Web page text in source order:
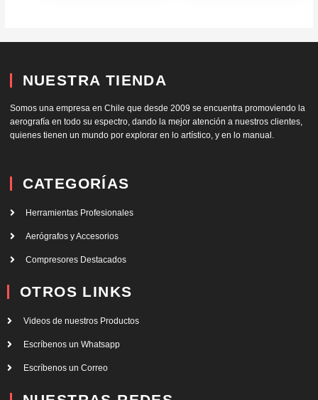
NUESTRA TIENDA
Somos una empresa en Chile que desde 2009 se encuentra promoviendo la
aerografía en todo su espectro, dando la mejor atención a nuestros clientes,
quienes tienen un mundo por explorar en lo artístico, y en lo manual.
CATEGORÍAS
Herramientas Profesionales
Aerógrafos y Accesorios
Compresores Destacados
OTROS LINKS
Videos de nuestros Productos
Escríbenos un Whatsapp
Escríbenos un Correo